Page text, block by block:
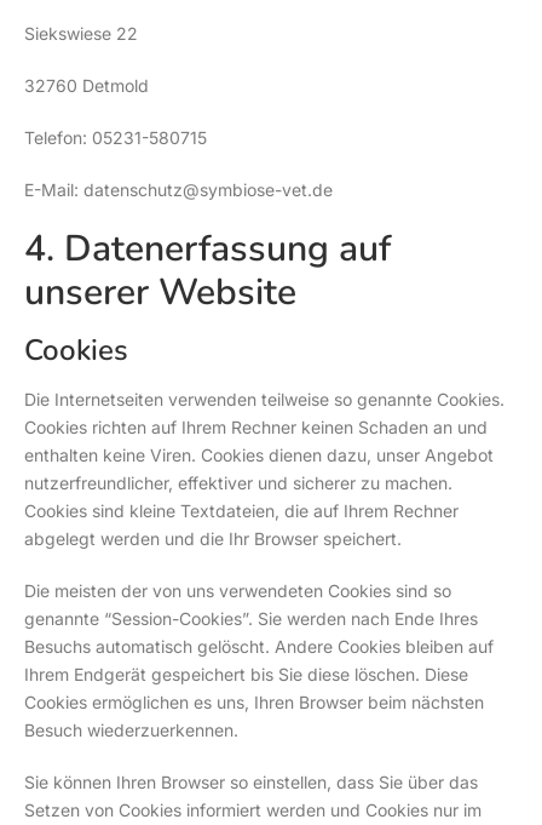
Siekswiese 22
32760 Detmold
Telefon: 05231-580715
E-Mail: datenschutz@symbiose-vet.de
4. Datenerfassung auf
unserer Website
Cookies
Die Internetseiten verwenden teilweise so genannte Cookies.
Cookies richten auf Ihrem Rechner keinen Schaden an und
enthalten keine Viren. Cookies dienen dazu, unser Angebot
nutzerfreundlicher, effektiver und sicherer zu machen.
Cookies sind kleine Textdateien, die auf Ihrem Rechner
abgelegt werden und die Ihr Browser speichert.
Die meisten der von uns verwendeten Cookies sind so
genannte “Session-Cookies”. Sie werden nach Ende Ihres
Besuchs automatisch gelöscht. Andere Cookies bleiben auf
Ihrem Endgerät gespeichert bis Sie diese löschen. Diese
Cookies ermöglichen es uns, Ihren Browser beim nächsten
Besuch wiederzuerkennen.
Sie können Ihren Browser so einstellen, dass Sie über das
Setzen von Cookies informiert werden und Cookies nur im